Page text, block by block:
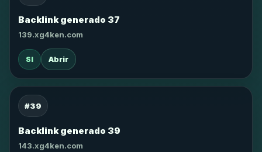
Backlink generado 37
139.xg4ken.com
SI Abrir
#39
Backlink generado 39
143.xg4ken.com